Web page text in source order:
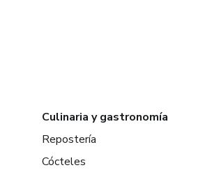
Culinaria y gastronomía
Repostería
Cócteles